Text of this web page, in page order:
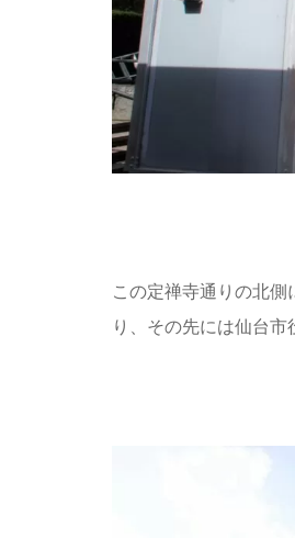
この定禅寺通りの北
り、その先には仙台